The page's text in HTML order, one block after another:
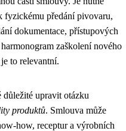
fyzickému předání pivovaru,
dokumentace, přístupových
zaškolení nového
to relevantní.
upravit otázku
produktů. Smlouva může
how, receptur a výrobních